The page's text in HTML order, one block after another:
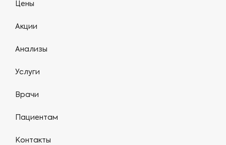
Цены
Акции
Анализы
Услуги
Врачи
Пациентам
Контакты